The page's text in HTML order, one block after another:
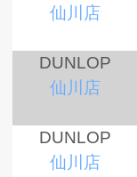
仙川店
DUNLOP
仙川店
DUNLOP
仙川店